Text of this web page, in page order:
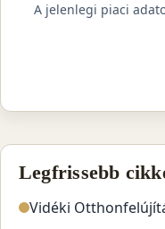
A jelenlegi piaci
Kiemelt blog és
Legfrissebb
Vidéki